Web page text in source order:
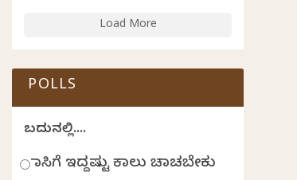
Load More
POLLS
ಬದುಕಿನಲ್ಲಿ....
ಹಾಸಿಗೆ ಇದ್ದಷ್ಟು ಕಾಲು ಚಾಚಬೇಕು